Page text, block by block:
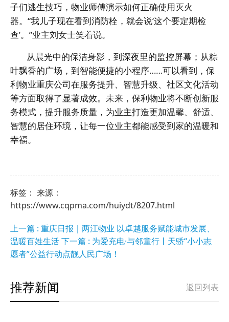
子们逃生技巧，物业师傅演示如何正确使用灭火
器。“我儿子现在看到消防栓，就会说‘这个要定期检
查’。”业主刘女士笑着说。
从晨光中的保洁身影，到深夜里的监控屏幕；从粽
叶飘香的广场，到智能便捷的小程序……可以看到，保
利物业重庆公司在服务提升、智慧升级、社区文化活动
等方面取得了显著成效。未来，保利物业将不断创新服
务模式，提升服务质量，为业主打造更加温馨、舒适、
智慧的居住环境，让每一位业主都能感受到家的温暖和
幸福。
标签： 来源：
https://www.cqpma.com/huiydt/8207.html
上一篇 : 重庆日报｜两江物业 以卓越服务赋能城市发展、
温暖百姓生活下一篇 : 为爱充电·与邻童行丨天骄“小小志
愿者”公益行动点靓人民广场！
返回列表
推荐新闻